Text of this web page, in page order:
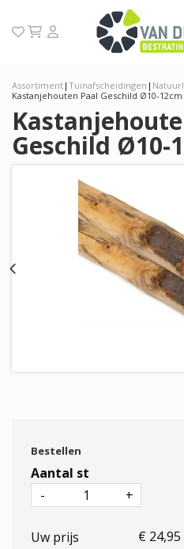
Assortiment | Tuinafscheidingen |
Kastanjehouten Paal Geschild Ø10-12cm
Geschild Ø10-
Bestellen
Aantal st
Uw prijs € 24,95